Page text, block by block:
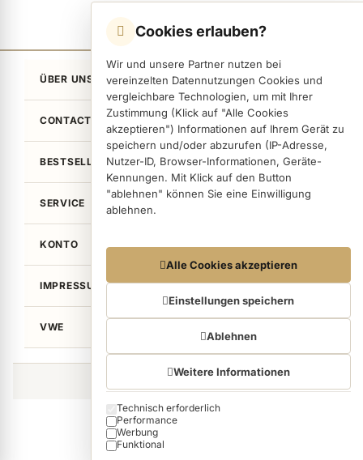
Cookies erlauben?
Wir und unsere Partner nutzen bei
vereinzelten Datennutzungen Cookies und
vergleichbare Technologien, um mit Ihrer
Zustimmung (Klick auf "Alle Cookies
akzeptieren") Informationen auf Ihrem Gerät zu
speichern und/oder abzurufen (IP-Adresse,
Nutzer-ID, Browser-Informationen, Geräte-
Kennungen. Mit Klick auf den Button
"ablehnen" können Sie eine Einwilligung
ablehnen.
Datennutzungen
Wir arbeiten mit Partnern zusammen, die von
Ihrem Endgerät abgerufene Daten
(Trackingdaten) auch zu eigenen Zwecken
(z.B. Profilbildungen) / zu Zwecken Dritter
sondern auch deren Weiterverarbeitung durch
diese Anbieter einer Einwilligung. Die
Trackingdaten werden erst dann erhoben,
wenn Sie auf den in dem Button "Alle Cookies
akzeptieren" klicken. Bei den Partnern handelt
Alle Cookies akzeptieren
Einstellungen speichern
Ablehnen
Weitere Informationen
Cookie categories
Technisch erforderlich
Performance
Werbung
Funktional
ÜBER UNS
CONTACT
BESTSELLER
SERVICE
KONTO
IMPRESSUM / LEGAL
VWE